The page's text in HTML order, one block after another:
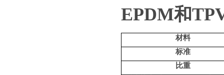
EPDM和
材料
标准
比重